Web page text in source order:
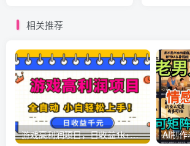
相关推荐
游戏高利润项目，日收益1k+，全自动，无需值守，解放双手，小白轻松上手【揭秘】